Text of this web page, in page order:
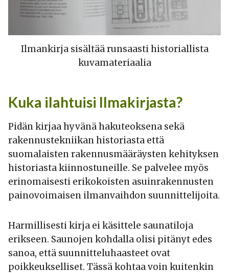
Ilmankirja sisältää runsaasti historiallista
kuvamateriaalia
Kuka ilahtuisi Ilmakirjasta?
Pidän kirjaa hyvänä hakuteoksena sekä
rakennustekniikan historiasta että
suomalaisten rakennusmääräysten kehityksen
historiasta kiinnostuneille. Se palvelee myös
erinomaisesti erikokoisten asuinrakennusten
painovoimaisen ilmanvaihdon suunnittelijoita.
Harmillisesti kirja ei käsittele saunatiloja
erikseen. Saunojen kohdalla olisi pitänyt edes
sanoa, että suunnitteluhaasteet ovat
poikkeukselliset. Tässä kohtaa voin kuitenkin